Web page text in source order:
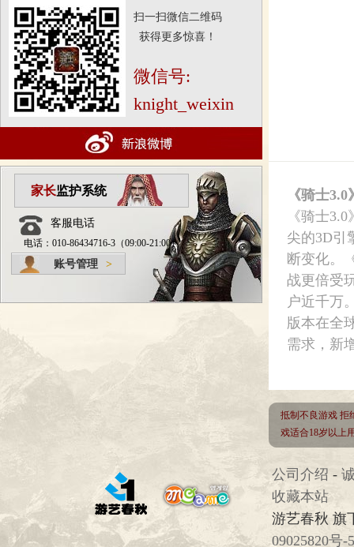
扫一扫微信二维码
获得更多惊喜！
微信号:
knight_weixin
家长监护系统
客服电话
电话：010-86434716-3（09:00-21:00）
账号管理 >
《骑士
《骑士
尖的3D引
断变化。
战更倍受
户近千万
版本在全
需求，新
抵制不良游戏 拒
戏适合18岁以上
公司介绍 -
收藏本站
游艺春秋 旗
09025820号-5